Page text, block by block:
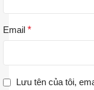
Email *
Lưu tên của tôi,